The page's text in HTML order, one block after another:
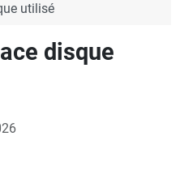
utilisé
disque